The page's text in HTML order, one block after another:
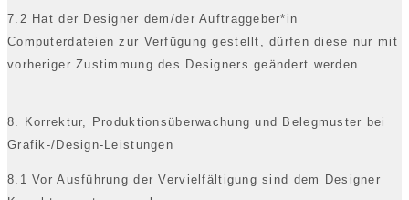
7.2 Hat der Designer dem/der Auftraggeber*in
Computerdateien zur Verfügung gestellt, dürfen diese nur mit
vorheriger Zustimmung des Designers geändert werden.
8. Korrektur, Produktionsüberwachung und Belegmuster bei
Grafik-/Design-Leistungen
8.1 Vor Ausführung der Vervielfältigung sind dem Designer